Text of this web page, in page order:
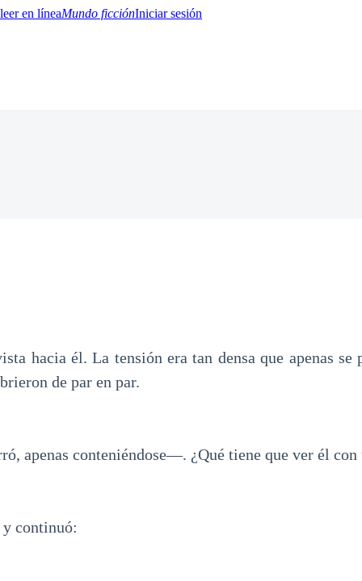
Mundo ficciónIniciar sesión
hacia él. La tensión era tan densa que apenas se
de par en par.
apenas conteniéndose—. ¿Qué tiene que ver él con
continuó: